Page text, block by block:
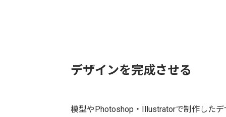
デザインを完成させる
模型やPhotoshop・Illustratorで制作した